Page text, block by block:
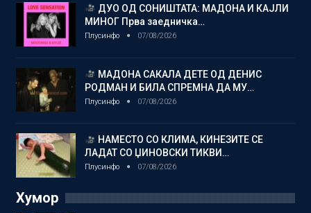
ДУО ОД СОНИШТАТА: МАДОНА И КАЈЛИ
МИНОГ Прва заедничка…
Плусинфо 07/08/2026
МАДОНА САКАЛА ДЕТЕ ОД ДЕНИС
РОДМАН И БИЛА СПРЕМНА ДА МУ…
Плусинфо 07/08/2026
НАМЕСТО СО КЛИМА, КИНЕЗИТЕ СЕ
ЛАДАТ СО ЏИНОВСКИ ТИКВИ…
Плусинфо 07/08/2026
Хумор